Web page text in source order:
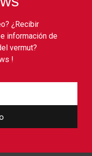
¿Recibir
información de
vermut?
!